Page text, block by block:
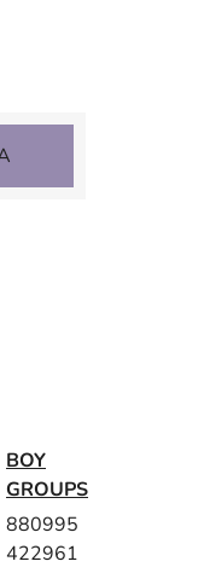
BOY
GROUPS
880995
422961